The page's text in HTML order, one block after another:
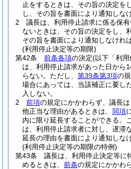
止をするときは、その旨の決定を
し、その旨を書面により通知しな
2
議長は、利用停止請求に係る保
ないときは、その旨の決定をし、
その旨を書面により通知しなけれ
(利用停止決定等の期限)
第42条
前条各項の決定(以下「利
は、利用停止請求があった日から
らない。 ただし、 第39条第3項の
場合にあっては、当該補正に要し
入しない。
2
前項の規定にかかわらず、議長
他正当な理由があるときは、 同項
内に限り延長することができる。
は、利用停止請求者に対し、遅滞
延長の理由を書面により通知しな
(利用停止決定等の期限の特例)
第43条
議長は、利用停止決定等に
めるときは、 前条の規定にかかわ